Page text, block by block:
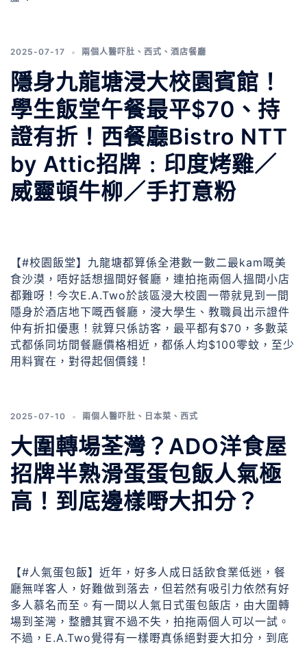
2025-07-17 兩個人醫吓肚 、 西式 、 酒店餐廳
隱身九龍塘浸大校園賓館！
學生飯堂午餐最平$70、持
證有折！西餐廳Bistro NTT
by Attic招牌﹕印度烤雞／
威靈頓牛柳／手打意粉
【#校園飯堂】九龍塘都算係全港數一數二最kam嘅美
食沙漠，唔好話想搵間好餐廳，連拍拖兩個人搵間小店
都難呀！今次E.A.Two於該區浸大校園一帶就見到一間
隱身於酒店地下嘅西餐廳，浸大學生、教職員出示證件
仲有折扣優惠！就算只係訪客，最平都有$70，多數菜
式都係同坊間餐廳價格相近，都係人均$100零蚊，至少
用料實在，對得起個價錢！
2025-07-10 兩個人醫吓肚 、 日本菜 、 西式
大圍轉場荃灣？ADO洋食屋
招牌半熟滑蛋蛋包飯人氣極
高！到底邊樣嘢大扣分？
【#人氣蛋包飯】近年，好多人成日話飲食業低迷，餐
廳無咩客人，好難做到落去，但若然有吸引力依然有好
多人慕名而至。有一間以人氣日式蛋包飯店，由大圍轉
場到荃灣，整體其實不過不失，拍拖兩個人可以一試。
不過，E.A.Two覺得有一樣嘢真係絕對要大扣分，到底